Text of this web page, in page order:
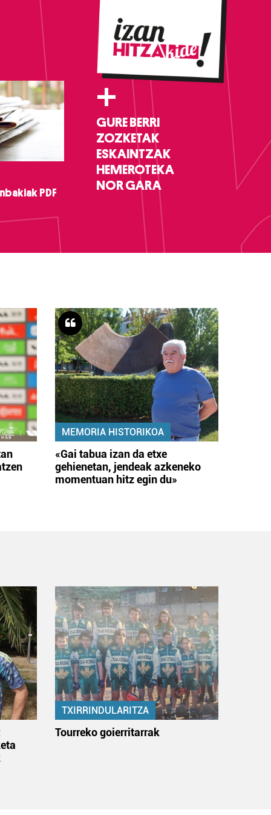
PDF
+
GURE BERRI
ZOZKETAK
ESKAINTZAK
HEMEROTEKA
NOR GARA
MEMORIA HISTORIKOA
«Gai tabua izan da etxe
gehienetan, jendeak azkeneko
momentuan hitz egin du»
TXIRRINDULARITZA
Tourreko goierritarrak